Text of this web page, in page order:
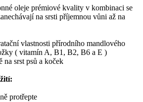
oleje prémiové kvality v kombinaci se
na srsti příjemnou vůni až na
vlastnosti přírodního mandlového
( vitamín A, B1, B2, B6 a E )
na srst psů a koček
protřepte